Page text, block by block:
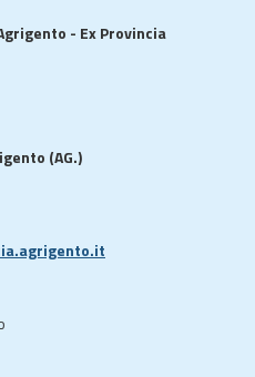
- Ex Provincia
(AG.)